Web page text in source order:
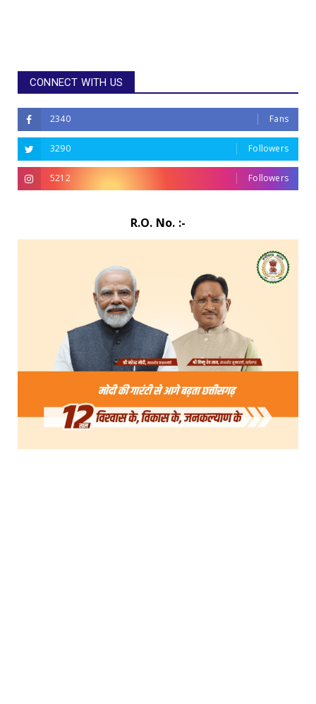
CONNECT WITH US
2340 Fans
3290 Followers
5212 Followers
R.O. No. :-